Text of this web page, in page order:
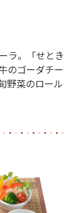
ラ。「せとき
のゴーダチー
野菜のロール